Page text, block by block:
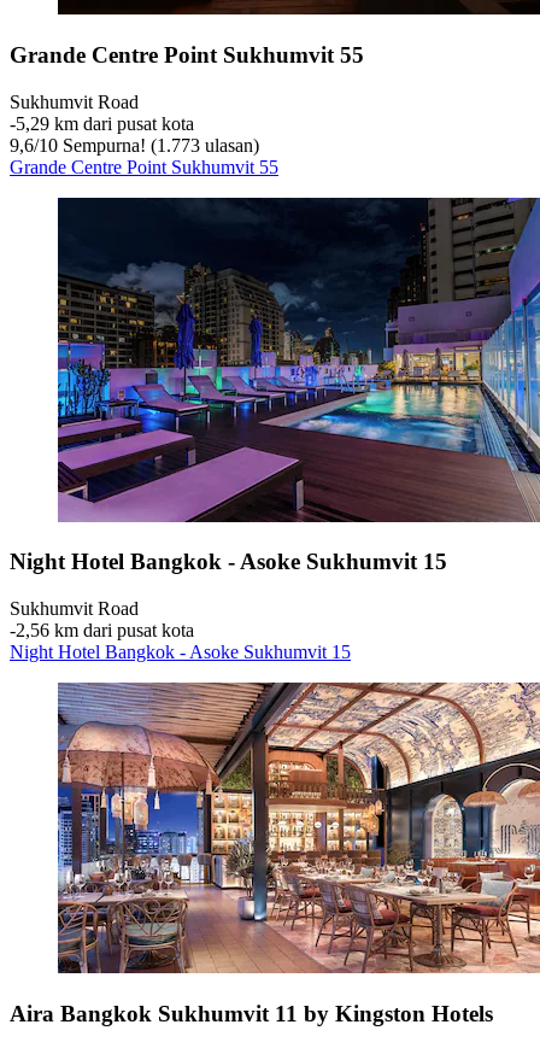
Grande Centre Point Sukhumvit 55
Sukhumvit Road
‐5,29 km dari pusat kota
9,6/10 Sempurna! (1.773 ulasan)
Grande Centre Point Sukhumvit 55
Night Hotel Bangkok - Asoke Sukhumvit 15
Sukhumvit Road
‐2,56 km dari pusat kota
Night Hotel Bangkok - Asoke Sukhumvit 15
Aira Bangkok Sukhumvit 11 by Kingston Hotels